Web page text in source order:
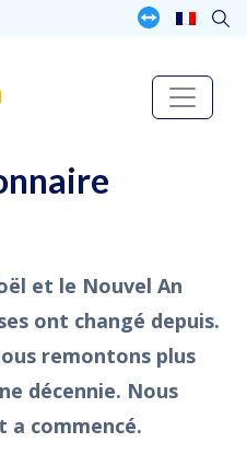
et le Nouvel An
ont changé depuis.
remontons plus
décennie. Nous
a commencé.